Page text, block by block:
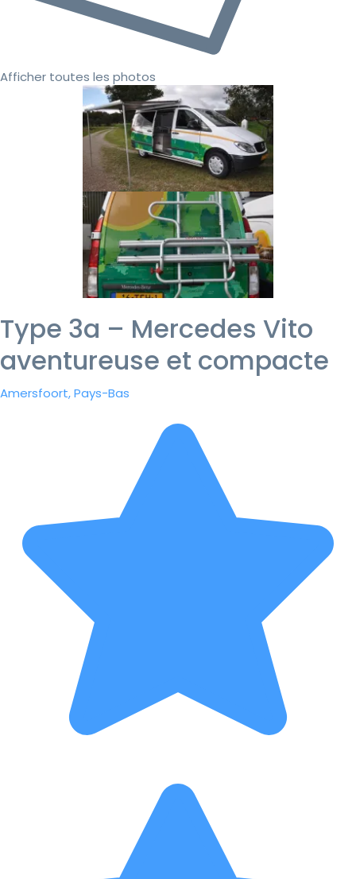
Afficher toutes les photos
Type 3a – Mercedes Vito
aventureuse et compacte
Amersfoort, Pays-Bas